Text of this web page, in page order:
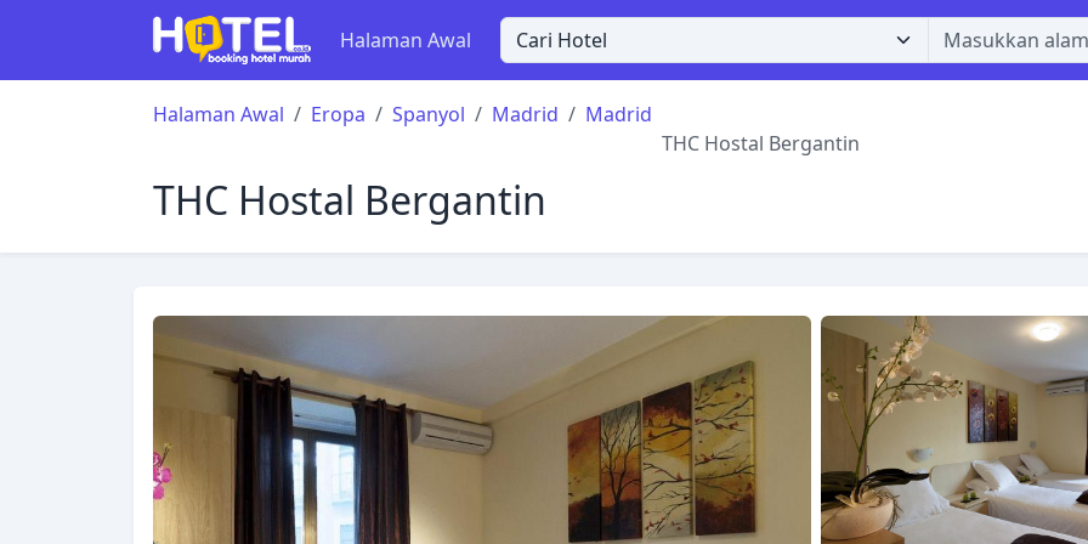
Halaman Awal
Halaman Awal Eropa Spanyol Madrid
Madrid
THC Hostal Bergantin
THC Hostal Bergantin